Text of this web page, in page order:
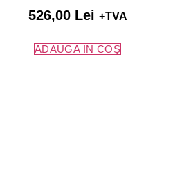
526,00 Lei +TVA
ADAUGĂ ÎN COȘ